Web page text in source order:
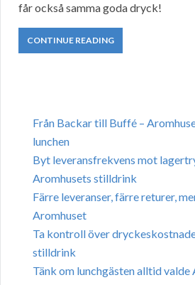
får också samma goda dryck!
CONTINUE READING
Från Backar till Buffé –
lunchen
Byt leveransfrekvens mot
Aromhusets stilldrink
Färre leveranser, färre returer,
Aromhuset
Ta kontroll över
stilldrink
Tänk om lunchgästen alltid